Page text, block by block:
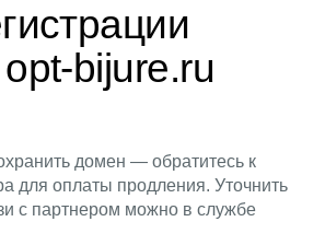
bijure.ru
домен — обратитесь к
для оплаты продления. Уточнить
с партнером можно в службе